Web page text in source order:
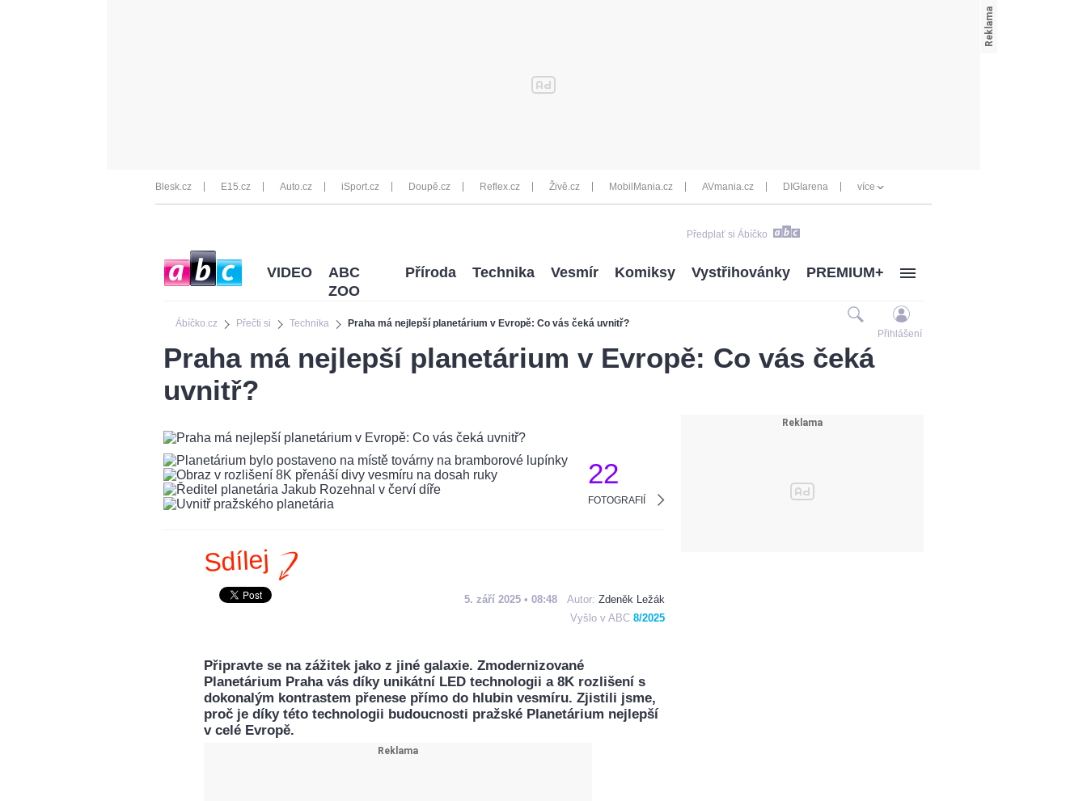
Blesk.cz E15.cz Auto.cz iSport.cz Doupě.cz Reflex.cz Živě.cz MobilMania.cz AVmania.cz DIGIarena více
Předplať si Ábíčko
Ábíčko.cz Přečti si Technika Praha má nejlepší planetárium v Evropě: Co vás čeká uvnitř?
VIDEO
ABC
ZOO
Příroda Technika Vesmír Komiksy Vystřihovánky PREMIUM+
Přihlášení
Praha má nejlepší planetárium v Evropě: Co vás čeká
uvnitř?
22
FOTOGRAFIÍ
Sdílej
5. září 2025 • 08:48 Autor: Zdeněk Ležák
Vyšlo v ABC 8/2025
Připravte se na zážitek jako z jiné galaxie. Zmodernizované
Planetárium Praha vás díky unikátní LED technologii a 8K rozlišení s
dokonalým kontrastem přenese přímo do hlubin vesmíru. Zjistili jsme,
proč je díky této technologii budoucnosti pražské Planetárium nejlepší
v celé Evropě.